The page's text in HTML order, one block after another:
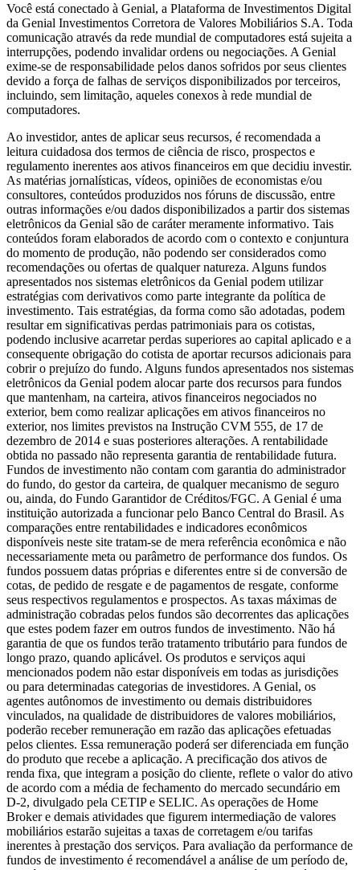
Você está conectado à Genial, a Plataforma de Investimentos Digital
da Genial Investimentos Corretora de Valores Mobiliários S.A. Toda
comunicação através da rede mundial de computadores está sujeita a
interrupções, podendo invalidar ordens ou negociações. A Genial
exime-se de responsabilidade pelos danos sofridos por seus clientes
devido a força de falhas de serviços disponibilizados por terceiros,
incluindo, sem limitação, aqueles conexos à rede mundial de
computadores.
Ao investidor, antes de aplicar seus recursos, é recomendada a
leitura cuidadosa dos termos de ciência de risco, prospectos e
regulamento inerentes aos ativos financeiros em que decidiu investir.
As matérias jornalísticas, vídeos, opiniões de economistas e/ou
consultores, conteúdos produzidos nos fóruns de discussão, entre
outras informações e/ou dados disponibilizados a partir dos sistemas
eletrônicos da Genial são de caráter meramente informativo. Tais
conteúdos foram elaborados de acordo com o contexto e conjuntura
do momento de produção, não podendo ser considerados como
recomendações ou ofertas de qualquer natureza. Alguns fundos
apresentados nos sistemas eletrônicos da Genial podem utilizar
estratégias com derivativos como parte integrante da política de
investimento. Tais estratégias, da forma como são adotadas, podem
resultar em significativas perdas patrimoniais para os cotistas,
podendo inclusive acarretar perdas superiores ao capital aplicado e a
consequente obrigação do cotista de aportar recursos adicionais para
cobrir o prejuízo do fundo. Alguns fundos apresentados nos sistemas
eletrônicos da Genial podem alocar parte dos recursos para fundos
que mantenham, na carteira, ativos financeiros negociados no
exterior, bem como realizar aplicações em ativos financeiros no
exterior, nos limites previstos na Instrução CVM 555, de 17 de
dezembro de 2014 e suas posteriores alterações. A rentabilidade
obtida no passado não representa garantia de rentabilidade futura.
Fundos de investimento não contam com garantia do administrador
do fundo, do gestor da carteira, de qualquer mecanismo de seguro
ou, ainda, do Fundo Garantidor de Créditos/FGC. A Genial é uma
instituição autorizada a funcionar pelo Banco Central do Brasil. As
comparações entre rentabilidades e indicadores econômicos
disponíveis neste site tratam-se de mera referência econômica e não
necessariamente meta ou parâmetro de performance dos fundos. Os
fundos possuem datas próprias e diferentes entre si de conversão de
cotas, de pedido de resgate e de pagamentos de resgate, conforme
seus respectivos regulamentos e prospectos. As taxas máximas de
administração cobradas pelos fundos são decorrentes das aplicações
que estes podem fazer em outros fundos de investimento. Não há
garantia de que os fundos terão tratamento tributário para fundos de
longo prazo, quando aplicável. Os produtos e serviços aqui
mencionados podem não estar disponíveis em todas as jurisdições
ou para determinadas categorias de investidores. A Genial, os
agentes autônomos de investimento ou demais distribuidores
vinculados, na qualidade de distribuidores de valores mobiliários,
poderão receber remuneração em razão das aplicações efetuadas
pelos clientes. Essa remuneração poderá ser diferenciada em função
do produto que recebe a aplicação. A precificação dos ativos de
renda fixa, que integram a posição do cliente, reflete o valor do ativo
de acordo com a média de fechamento do mercado secundário em
D-2, divulgado pela CETIP e SELIC. As operações de Home
Broker e demais atividades que figurem intermediação de valores
mobiliários estarão sujeitas a taxas de corretagem e/ou tarifas
inerentes à prestação dos serviços. Para avaliação da performance de
fundos de investimento é recomendável a análise de um período de,